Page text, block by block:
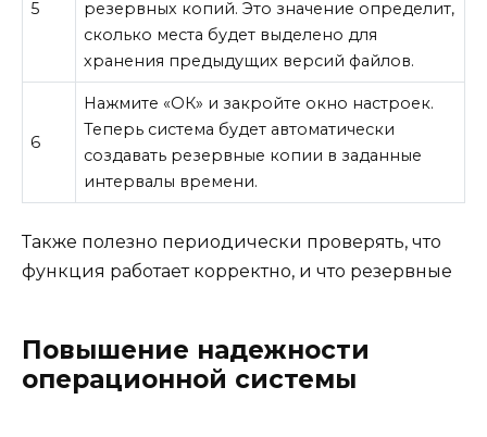
5
резервных копий. Это значение определит,
сколько места будет выделено для
хранения предыдущих версий файлов.
6
Нажмите «ОК» и закройте окно настроек.
Теперь система будет автоматически
создавать резервные копии в заданные
интервалы времени.
Также полезно периодически проверять, что
функция работает корректно, и что резервные
Повышение надежности
операционной системы